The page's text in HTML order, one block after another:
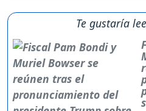
Te gustaría